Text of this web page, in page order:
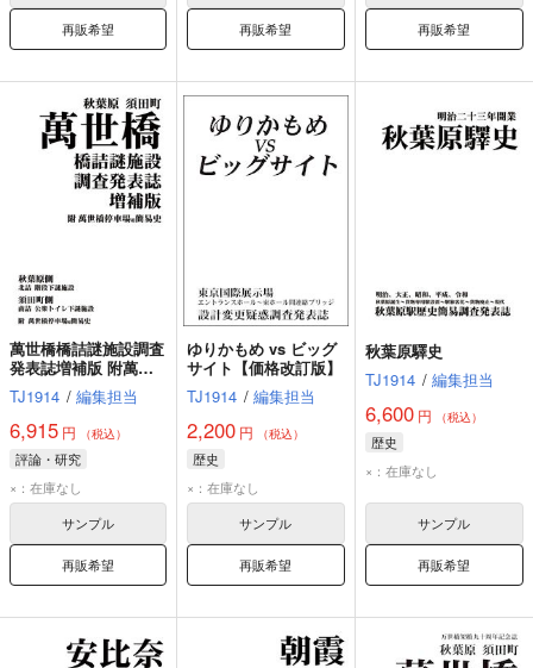
再販希望 再販希望 再販希望
萬世橋橋詰謎施設調査
発表誌増補版 附萬世
橋停車場超簡易史
TJ1914 / 編集担当
6,915 円 （税込）
評論・研究
×：在庫なし
サンプル
再販希望
ゆりかもめ vs ビッグ
サイト【価格改訂版】
TJ1914 / 編集担当
2,200 円 （税込）
歴史
×：在庫なし
サンプル
再販希望
秋葉原驛史
TJ1914 / 編集担当
6,600円 （税込）
歴史
×：在庫なし
サンプル
再販希望